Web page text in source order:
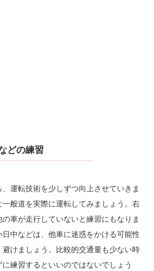
どの練習
運転技術を少しずつ向上させていきま
一般道を実際に運転してみましょう。右
車が走行していないと練習にもなりま
中などは、他車に迷惑をかける可能性
避けましょう。比較的交通量も少ない時
練習するといいのではないでしょう